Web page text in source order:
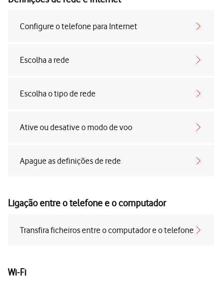
Configure o telefone para Internet
Escolha a rede
Escolha o tipo de rede
Ative ou desative o modo de voo
Apague as definições de rede
Ligação entre o telefone e o computador
Transfira ficheiros entre o computador e o telefone
Wi-Fi